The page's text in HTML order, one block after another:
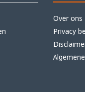
Over ons
Privacy